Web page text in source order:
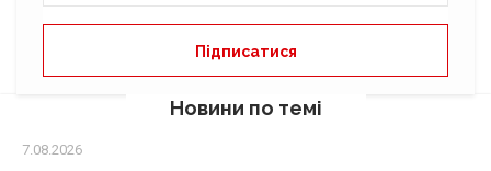
Новини по темі
7.08.2026